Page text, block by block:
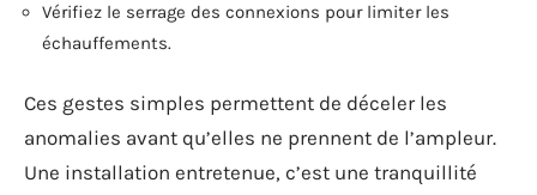
Vérifiez le serrage des connexions pour limiter les
échauffements.
Ces gestes simples permettent de déceler les
anomalies avant qu’elles ne prennent de l’ampleur.
Une installation entretenue, c’est une tranquillité